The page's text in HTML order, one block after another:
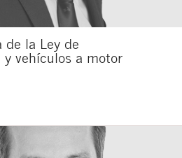
de la Ley de
vehículos a motor